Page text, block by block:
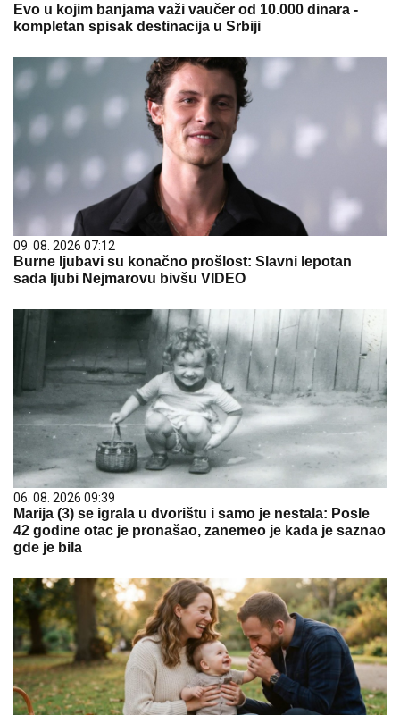
Evo u kojim banjama važi vaučer od 10.000 dinara -
kompletan spisak destinacija u Srbiji
09. 08. 2026 07:12
Burne ljubavi su konačno prošlost: Slavni lepotan
sada ljubi Nejmarovu bivšu VIDEO
06. 08. 2026 09:39
Marija (3) se igrala u dvorištu i samo je nestala: Posle
42 godine otac je pronašao, zanemeo je kada je saznao
gde je bila